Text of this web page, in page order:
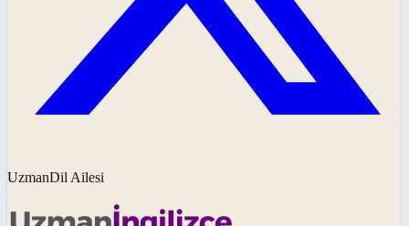
UzmanDil Ailesi